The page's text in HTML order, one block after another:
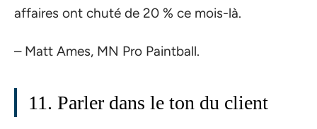
affaires ont chuté de 20 % ce mois-là.
– Matt Ames, MN Pro Paintball.
11. Parler dans le ton du client